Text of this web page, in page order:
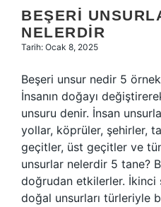
BEŞERI
NELERDIR
Tarih: Ocak 8, 2025
Beşeri unsur nedir 5
İnsanın doğayı
unsuru denir. İnsan
yollar, köprüler, şehirler,
geçitler, üst geçitler ve
unsurlar nelerdir 5 tane?
doğrudan etkilerler. İkinci
doğal unsurları türleriyle